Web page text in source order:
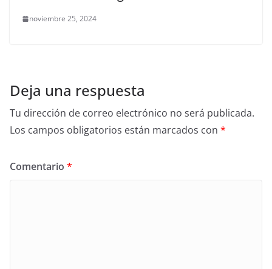
noviembre 25, 2024
Deja una respuesta
Tu dirección de correo electrónico no será publicada.
Los campos obligatorios están marcados con *
Comentario *